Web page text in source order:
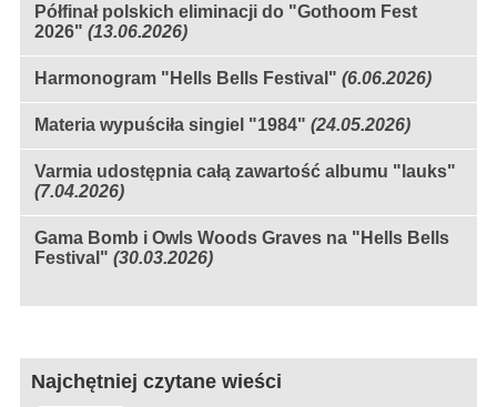
Półfinał polskich eliminacji do "Gothoom Fest
2026" (13.06.2026)
Harmonogram "Hells Bells Festival" (6.06.2026)
Materia wypuściła singiel "1984" (24.05.2026)
Varmia udostępnia całą zawartość albumu "lauks"
(7.04.2026)
Gama Bomb i Owls Woods Graves na "Hells Bells
Festival" (30.03.2026)
Najchętniej czytane wieści